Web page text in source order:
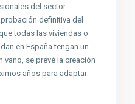
del sector
definitiva del
todas las viviendas o
en España tengan un
se prevé la creación
años para adaptar